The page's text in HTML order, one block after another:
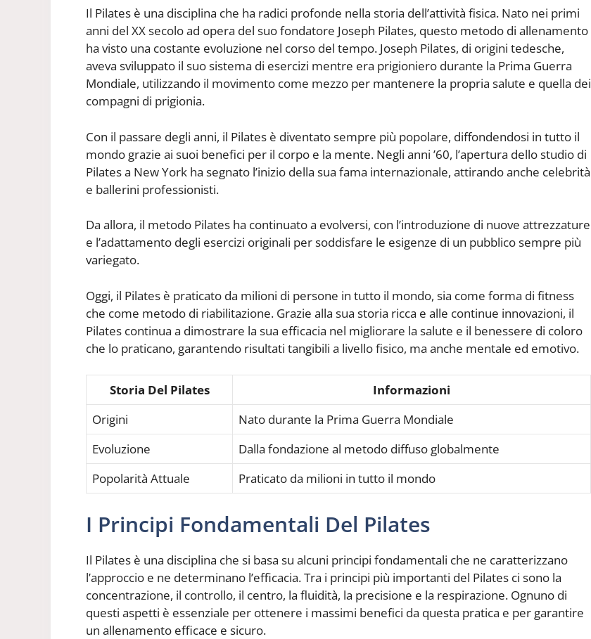
Il Pilates è una disciplina che ha radici profonde nella storia dell’attività fisica. Nato nei primi
anni del XX secolo ad opera del suo fondatore Joseph Pilates, questo metodo di allenamento
ha visto una costante evoluzione nel corso del tempo. Joseph Pilates, di origini tedesche,
aveva sviluppato il suo sistema di esercizi mentre era prigioniero durante la Prima Guerra
Mondiale, utilizzando il movimento come mezzo per mantenere la propria salute e quella dei
compagni di prigionia.
Con il passare degli anni, il Pilates è diventato sempre più popolare, diffondendosi in tutto il
mondo grazie ai suoi benefici per il corpo e la mente. Negli anni ’60, l’apertura dello studio di
Pilates a New York ha segnato l’inizio della sua fama internazionale, attirando anche celebrità
e ballerini professionisti.
Da allora, il metodo Pilates ha continuato a evolversi, con l’introduzione di nuove attrezzature
e l’adattamento degli esercizi originali per soddisfare le esigenze di un pubblico sempre più
variegato.
Oggi, il Pilates è praticato da milioni di persone in tutto il mondo, sia come forma di fitness
che come metodo di riabilitazione. Grazie alla sua storia ricca e alle continue innovazioni, il
Pilates continua a dimostrare la sua efficacia nel migliorare la salute e il benessere di coloro
che lo praticano, garantendo risultati tangibili a livello fisico, ma anche mentale ed emotivo.
Storia Del Pilates
Informazioni
Origini
Nato durante la Prima Guerra Mondiale
Evoluzione
Dalla fondazione al metodo diffuso globalmente
Popolarità Attuale
Praticato da milioni in tutto il mondo
I Principi Fondamentali Del Pilates
Il Pilates è una disciplina che si basa su alcuni principi fondamentali che ne caratterizzano
l’approccio e ne determinano l’efficacia. Tra i principi più importanti del Pilates ci sono la
concentrazione, il controllo, il centro, la fluidità, la precisione e la respirazione. Ognuno di
questi aspetti è essenziale per ottenere i massimi benefici da questa pratica e per garantire
un allenamento efficace e sicuro.